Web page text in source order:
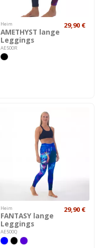
Heim
AMETHYST lange
Leggings
AE500R
29,90 €
Heim
FANTASY lange
Leggings
AE500Q
29,90 €